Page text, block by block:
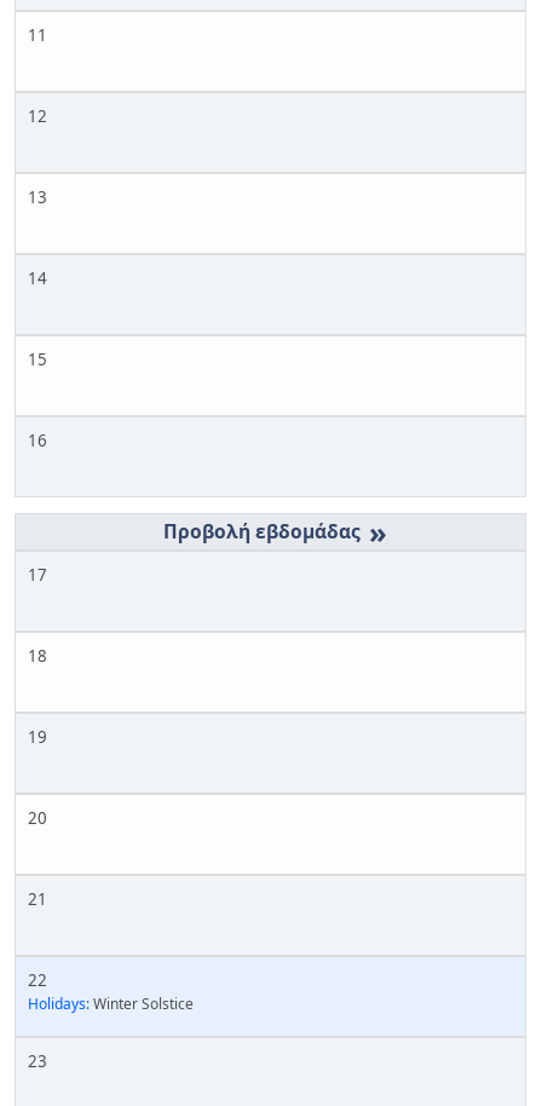
11
12
13
14
15
16
»
17
18
19
20
21
22
Holidays:Winter Solstice
23